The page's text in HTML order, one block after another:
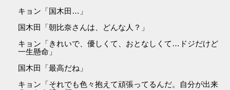
キョン「国木田…」
国木田「朝比奈さんは、どんな人？」
キョン「きれいで、優しくて、おとなしくて…ドジだけど
一生懸命」
国木田「最高だね」
キョン「それでも色々抱えて頑張ってるんだ。自分が出来